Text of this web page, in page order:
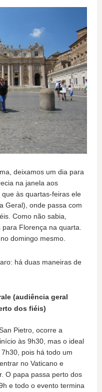
deixamos um dia para
na janela aos
às quartas-feiras ele
Geral), onde passa com
Como não sabia,
Florença na quarta.
domingo mesmo.
há duas maneiras de
(audiência geral
dos fiéis)
Pietro, ocorre a
às 9h30, mas o ideal
pois há todo um
no Vaticano e
O papa passa perto dos
e todo o evento termina